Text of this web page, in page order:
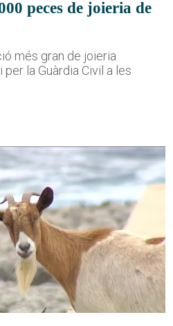
peces de joieria de
més gran de joieria
la Guàrdia Civil a les